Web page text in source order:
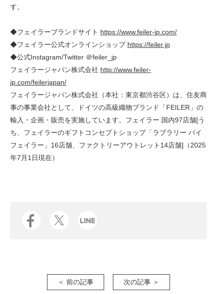
す。
◆フェイラーブランドサイト https://www.feiler-jp.com/
◆フェイラー公式オンラインショップ https://feiler.jp
◆公式Instagram/Twitter ＠feiler_jp
フェイラージャパン株式会社 http://www.feiler-
jp.com/feilerjapan/
フェイラージャパン株式会社（本社：東京都渋谷区）は、住友商
事の事業会社として、ドイツの高級織物ブランド「FEILER」の
輸入・企画・販売を実施しています。フェイラー 国内97店舗[う
ち、フェイラーのギフトコンセプトショップ「ラブラリー バイ
フェイラー」16店舗、ファクトリーアウトレット14店舗]（2025
年7月1日現在）
＜ 前の記事 次の記事 ＞